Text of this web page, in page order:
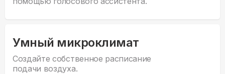
Умный микроклимат
Создайте собственное расписание
подачи воздуха.